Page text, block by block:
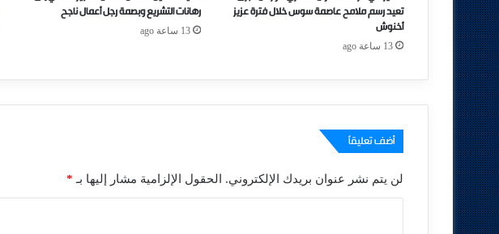
تعيد رسم ملامح عاصمة سوس خلال فترة عزيز
أخنوش
13 ساعة ago
رهانات التشريع وبصمة رجل أعمال ناجح
13 ساعة ago
أضف تعليقاً
لن يتم نشر عنوان بريدك الإلكتروني. الحقول الإلزامية مشار إليها بـ *